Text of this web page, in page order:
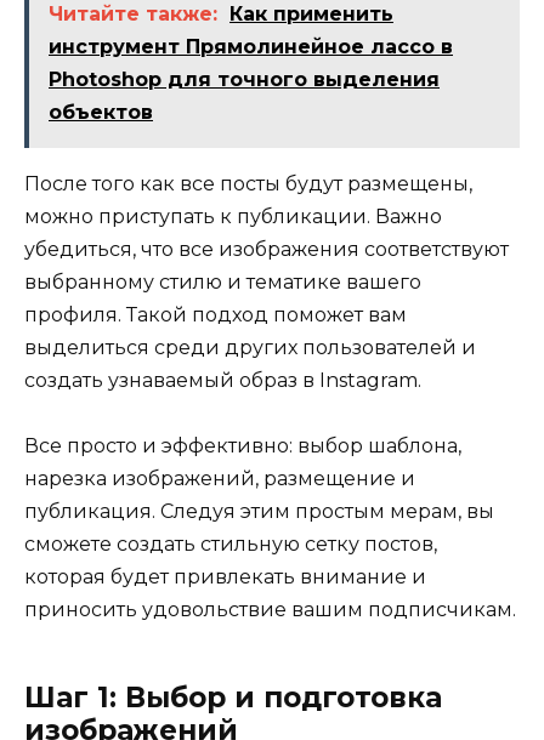
Читайте также: Как применить
инструмент Прямолинейное лассо в
Photoshop для точного выделения
объектов
После того как все посты будут размещены,
можно приступать к публикации. Важно
убедиться, что все изображения соответствуют
выбранному стилю и тематике вашего
профиля. Такой подход поможет вам
выделиться среди других пользователей и
создать узнаваемый образ в Instagram.
Все просто и эффективно: выбор шаблона,
нарезка изображений, размещение и
публикация. Следуя этим простым мерам, вы
сможете создать стильную сетку постов,
которая будет привлекать внимание и
приносить удовольствие вашим подписчикам.
Шаг 1: Выбор и подготовка
изображений